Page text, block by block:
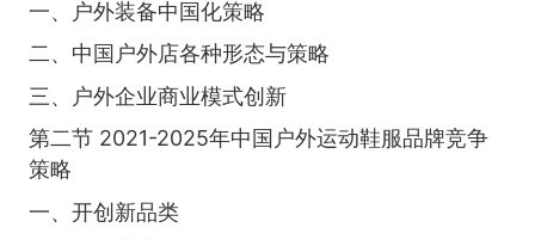
一、户外装备中国化策略
二、中国户外店各种形态与策略
三、户外企业商业模式创新
第二节 2021-2025年中国户外运动鞋服品牌竞争
策略
一、开创新品类